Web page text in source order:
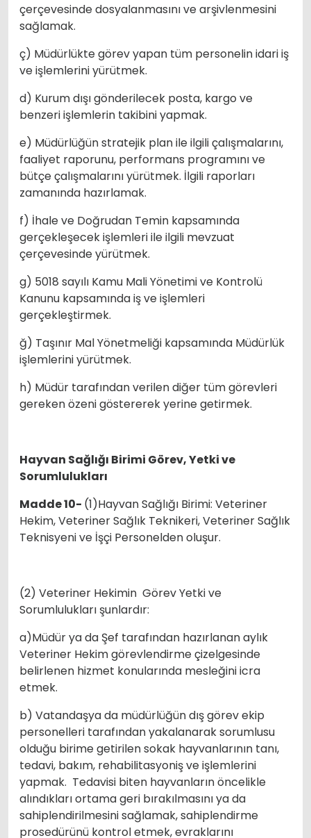
çerçevesinde dosyalanmasını ve arşivlenmesini
sağlamak.
ç) Müdürlükte görev yapan tüm personelin idari iş
ve işlemlerini yürütmek.
d) Kurum dışı gönderilecek posta, kargo ve
benzeri işlemlerin takibini yapmak.
e) Müdürlüğün stratejik plan ile ilgili çalışmalarını,
faaliyet raporunu, performans programını ve
bütçe çalışmalarını yürütmek. İlgili raporları
zamanında hazırlamak.
f) İhale ve Doğrudan Temin kapsamında
gerçekleşecek işlemleri ile ilgili mevzuat
çerçevesinde yürütmek.
g) 5018 sayılı Kamu Mali Yönetimi ve Kontrolü
Kanunu kapsamında iş ve işlemleri
gerçekleştirmek.
ğ) Taşınır Mal Yönetmeliği kapsamında Müdürlük
işlemlerini yürütmek.
h) Müdür tarafından verilen diğer tüm görevleri
gereken özeni göstererek yerine getirmek.
Hayvan Sağlığı Birimi Görev, Yetki ve
Sorumlulukları
Madde 10- (1)Hayvan Sağlığı Birimi: Veteriner
Hekim, Veteriner Sağlık Teknikeri, Veteriner Sağlık
Teknisyeni ve İşçi Personelden oluşur.
(2) Veteriner Hekimin Görev Yetki ve
Sorumlulukları şunlardır:
a)Müdür ya da Şef tarafından hazırlanan aylık
Veteriner Hekim görevlendirme çizelgesinde
belirlenen hizmet konularında mesleğini icra
etmek.
b) Vatandaşya da müdürlüğün dış görev ekip
personelleri tarafından yakalanarak sorumlusu
olduğu birime getirilen sokak hayvanlarının tanı,
tedavi, bakım, rehabilitasyoniş ve işlemlerini
yapmak. Tedavisi biten hayvanların öncelikle
alındıkları ortama geri bırakılmasını ya da
sahiplendirilmesini sağlamak, sahiplendirme
prosedürünü kontrol etmek, evraklarını